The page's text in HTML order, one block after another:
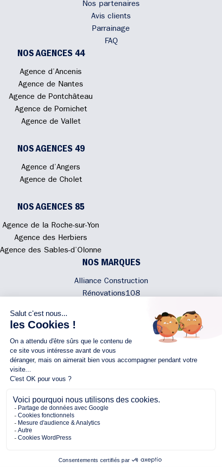
Nos partenaires
Avis clients
Parrainage
FAQ
NOS AGENCES 44
Agence d’Ancenis
Agence de Nantes
Agence de Pontchâteau
Agence de Pornichet
Agence de Vallet
NOS AGENCES 49
Agence d’Angers
Agence de Cholet
NOS AGENCES 85
Agence de la Roche-sur-Yon
Agence des Herbiers
Agence des Sables-d’Olonne
NOS MARQUES
Alliance Construction
Rénovations108
NOUS CONTACTER
02 40 300 200
NOUS SUIVRE
Copyright © 2026 Alliance Protection des Données Personnelles